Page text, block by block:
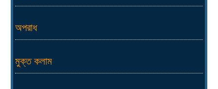
অপরাধ
মুক্ত কলাম